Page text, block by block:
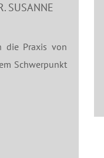
SUSANNE
die Praxis von
Schwerpunkt